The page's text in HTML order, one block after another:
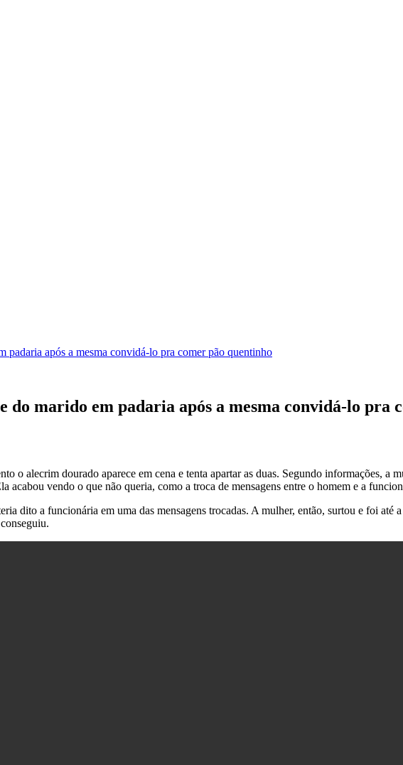
padaria após a mesma convidá-lo pra comer pão quentinho
marido em padaria após a mesma convidá-lo pra
o alecrim dourado aparece em cena e tenta apartar as duas. Segundo informações, a
acabou vendo o que não queria, como a troca de mensagens entre o homem e a
dito a funcionária em uma das mensagens trocadas. A mulher, então, surtou e foi